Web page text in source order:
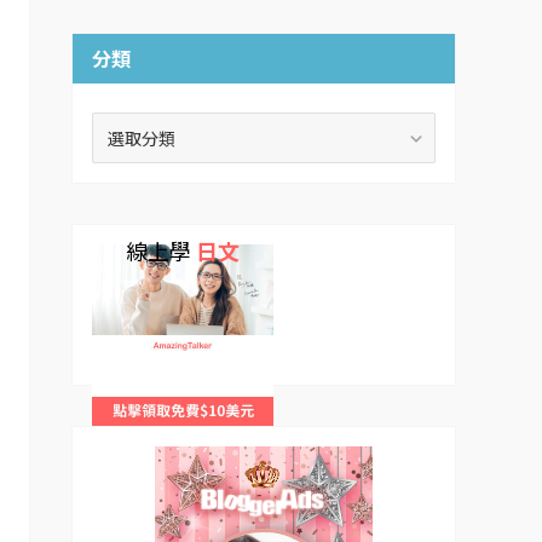
分類
線上學 日文